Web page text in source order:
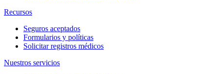
Recursos
Seguros aceptados
Formularios y políticas
Solicitar registros médicos
Nuestros servicios